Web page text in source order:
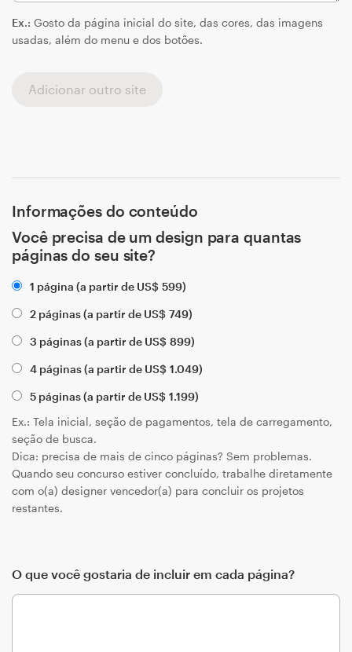
Ex.: Gosto da página inicial do site, das cores, das imagens
usadas, além do menu e dos botões.
Adicionar outro site
Informações do conteúdo
Você precisa de um design para quantas
páginas do seu site?
1 página (a partir de US$ 599)
2 páginas (a partir de US$ 749)
3 páginas (a partir de US$ 899)
4 páginas (a partir de US$ 1.049)
5 páginas (a partir de US$ 1.199)
Ex.: Tela inicial, seção de pagamentos, tela de carregamento,
seção de busca.
Dica: precisa de mais de cinco páginas? Sem problemas.
Quando seu concurso estiver concluído, trabalhe diretamente
com o(a) designer vencedor(a) para concluir os projetos
restantes.
O que você gostaria de incluir em cada página?